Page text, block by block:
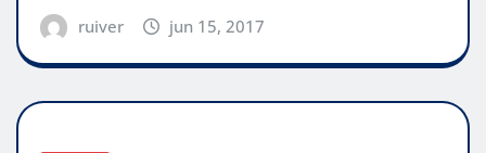
ruiver jun 15, 2017